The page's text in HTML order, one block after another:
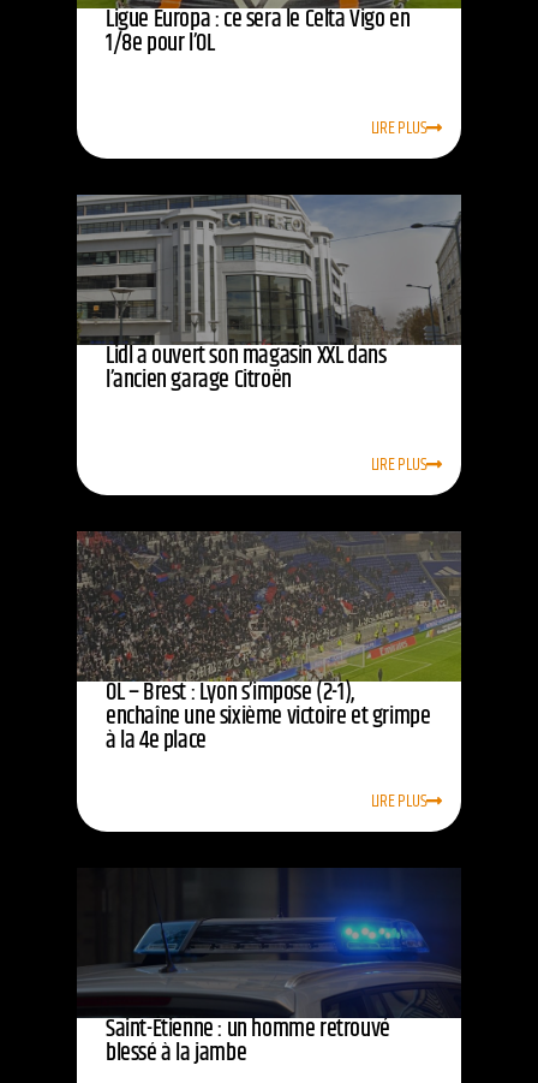
Ligue Europa : ce sera le Celta Vigo en
1/8e pour l’OL
LIRE PLUS
Lidl a ouvert son magasin XXL dans
l’ancien garage Citroën
LIRE PLUS
OL – Brest : Lyon s’impose (2-1),
enchaîne une sixième victoire et grimpe
à la 4e place
LIRE PLUS
Saint-Étienne : un homme retrouvé
blessé à la jambe